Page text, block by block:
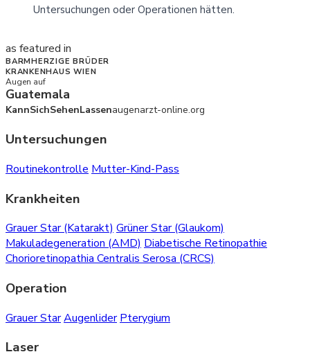
Untersuchungen oder Operationen hätten.
as featured in
BARMHERZIGE BRÜDER
KRANKENHAUS WIEN
Augen auf
Guatemala
KannSichSehenLassenaugenarzt-online.org
Untersuchungen
Routinekontrolle Mutter-Kind-Pass
Krankheiten
Grauer Star (Katarakt) Grüner Star (Glaukom)
Makuladegeneration (AMD) Diabetische Retinopathie
Chorioretinopathia Centralis Serosa (CRCS)
Operation
Grauer StarAugenlider Pterygium
Laser